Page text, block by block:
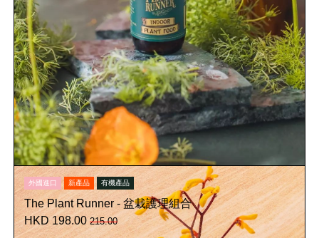
外國進口 新產品 有機產品
The Plant Runner - 盆栽護理組合
HKD 198.00 215.00